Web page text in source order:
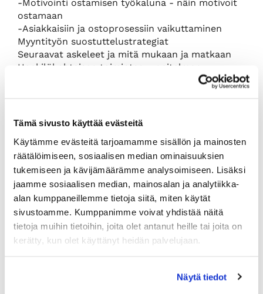
Tämä sivusto käyttää evästeitä
Käytämme evästeitä tarjoamamme sisällön ja mainosten
räätälöimiseen, sosiaalisen median ominaisuuksien
tukemiseen ja kävijämäärämme analysoimiseen. Lisäksi
jaamme sosiaalisen median, mainosalan ja analytiikka-
alan kumppaneillemme tietoja siitä, miten käytät
sivustoamme. Kumppanimme voivat yhdistää näitä
tietoja muihin tietoihin, joita olet antanut heille tai joita on
kerätty, kun olet käyttänyt heidän palvelujaan.
Näytä tiedot
-Motivointi ostamisen työkaluna - näin motivoit
ostamaan
-Asiakkaisiin ja ostoprosessiin vaikuttaminen
Myyntityön suostuttelustrategiat
Seuraavat askeleet ja mitä mukaan ja matkaan
Henkilökohtaisen toimintasuunnitelman
Osallistumismaksu:Jäsenetuhinta 495 eur (+alv
24 %), hinta 695 eur (+alv 24%)
Mikäli samasta organisaatiosta osallistuu
striimiin useampi henkilö, saavat lisäosallistujat
koulutuksen puoleen hintaan. Tällöin
ilmoittautuminen tulee tehdä suoraan
asiakaspalveluun puhelimitse 09 2286 0360 tai
sähköpostitse
asiakaspalvelu(at)kauppakamarinkoulutus.fi.
13–7 vrk ennen tilaisuutta perutuista